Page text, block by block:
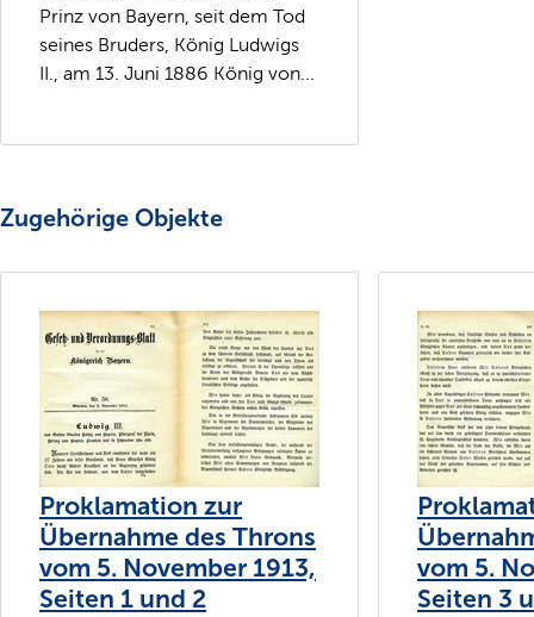
Prinz von Bayern, seit dem Tod
seines Bruders, König Ludwigs
II., am 13. Juni 1886 König von...
Zugehörige Objekte
Proklamation zur
Übernahme des Throns
vom 5. November 1913,
Seiten 1 und 2
vom 5.
Seiten 3